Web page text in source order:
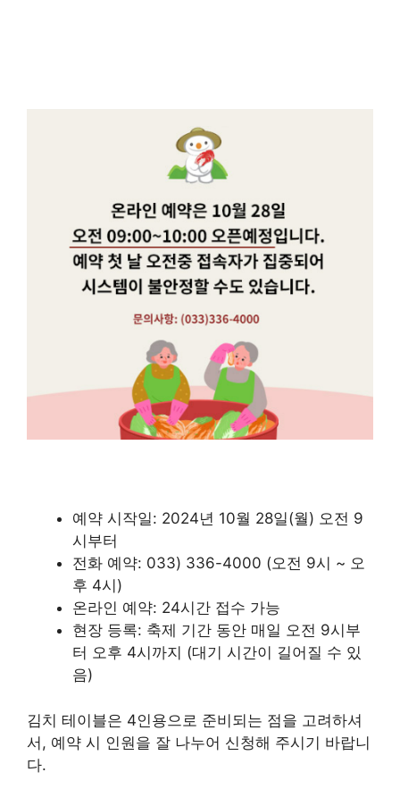
예약 시작일: 2024년 10월 28일(월) 오전 9
시부터
전화 예약: 033) 336-4000 (오전 9시 ~ 오
후 4시)
온라인 예약: 24시간 접수 가능
현장 등록: 축제 기간 동안 매일 오전 9시부
터 오후 4시까지 (대기 시간이 길어질 수 있
음)
김치 테이블은 4인용으로 준비되는 점을 고려하셔
서, 예약 시 인원을 잘 나누어 신청해 주시기 바랍니
다.